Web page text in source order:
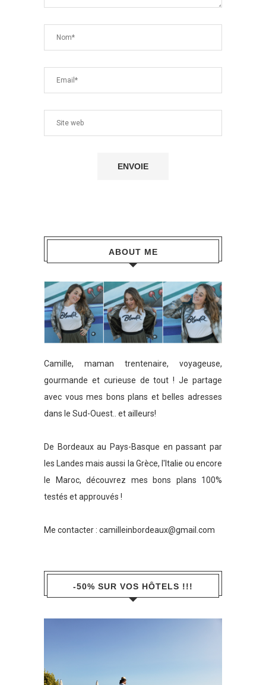
ABOUT ME
Camille, maman trentenaire, voyageuse,
gourmande et curieuse de tout ! Je partage
avec vous mes bons plans et belles adresses
dans le Sud-Ouest.. et ailleurs!
De Bordeaux au Pays-Basque en passant par
les Landes mais aussi la Grèce, l'Italie ou encore
le Maroc, découvrez mes bons plans 100%
testés et approuvés !
Me contacter : camilleinbordeaux@gmail.com
-50% SUR VOS HÔTELS !!!